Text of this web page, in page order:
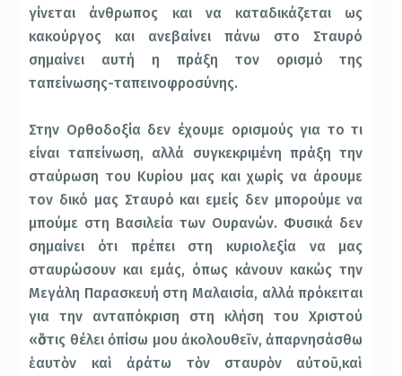
γίνεται άνθρωπος και να καταδικάζεται ως
κακούργος και ανεβαίνει πάνω στο Σταυρό
σημαίνει αυτή η πράξη τον ορισμό της
ταπείνωσης-ταπεινοφροσύνης.
Στην Ορθοδοξία δεν έχουμε ορισμούς για το τι
είναι ταπείνωση, αλλά συγκεκριμένη πράξη την
σταύρωση του Κυρίου μας και χωρίς να άρουμε
τον δικό μας Σταυρό και εμείς δεν μπορούμε να
μπούμε στη Βασιλεία των Ουρανών. Φυσικά δεν
σημαίνει ότι πρέπει στη κυριολεξία να μας
σταυρώσουν και εμάς, όπως κάνουν κακώς την
Μεγάλη Παρασκευή στη Μαλαισία, αλλά πρόκειται
για την ανταπόκριση στη κλήση του Χριστού
«ὅστις θέλει ὀπίσω μου ἀκολουθεῖν, ἀπαρνησάσθω
ἑαυτὸν καὶ ἀράτω τὸν σταυρὸν αὐτοῦ,καὶ